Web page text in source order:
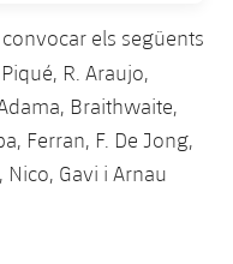
els següents
R. Araujo,
Braithwaite,
Ferran, F. De Jong,
Nico, Gavi i Arnau